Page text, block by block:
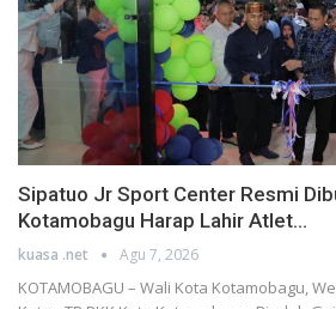
Sipatuo Jr Sport Center Resmi
Kotamobagu Harap Lahir Atlet…
kuasa .net Agu 7, 2026
KOTAMOBAGU – Wali Kota Kotamobagu,